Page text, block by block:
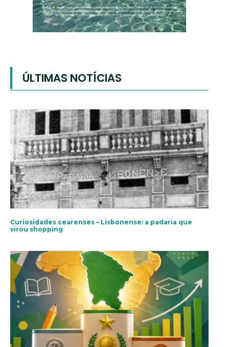
ÚLTIMAS NOTÍCIAS
Curiosidades cearenses – Lisbonense: a padaria que
virou shopping